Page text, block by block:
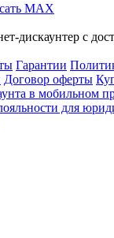
MAX
дискаунтер с
Гарантии
Договор оферты
в мобильном
для